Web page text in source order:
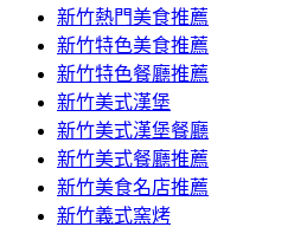
新竹熱門美食推薦
新竹特色美食推薦
新竹特色餐廳推薦
新竹美式漢堡
新竹美式漢堡餐廳
新竹美式餐廳推薦
新竹美食名店推薦
新竹義式窯烤